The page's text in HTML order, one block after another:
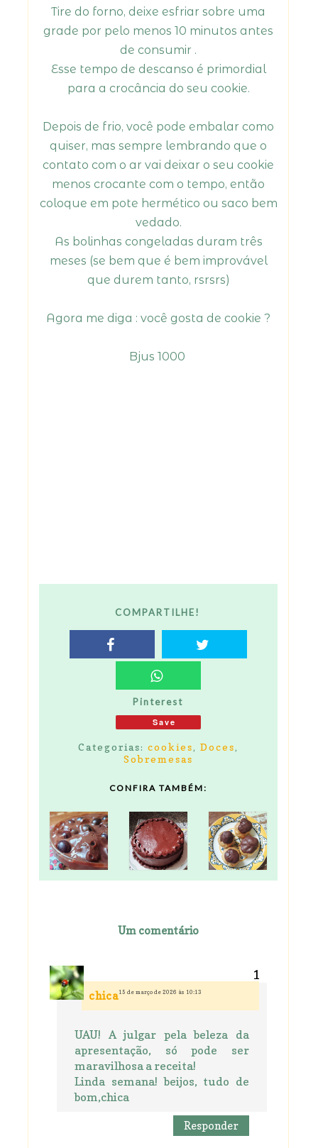
Tire do forno, deixe esfriar sobre uma
grade por pelo menos 10 minutos antes
de consumir .
Esse tempo de descanso é primordial
para a crocância do seu cookie.
Depois de frio, você pode embalar como
quiser, mas sempre lembrando que o
contato com o ar vai deixar o seu cookie
menos crocante com o tempo, então
coloque em pote hermético ou saco bem
vedado.
As bolinhas congeladas duram três
meses (se bem que é bem improvável
que durem tanto, rsrsrs)
Agora me diga : você gosta de cookie ?
Bjus 1000
COMPARTILHE!
Pinterest
Save
Categorias: cookies, Doces,
Sobremesas
CONFIRA TAMBÉM:
Um comentário
chica15 de março de 2026 às 10:13
UAU! A julgar pela beleza da
apresentação, só pode ser
maravilhosa a receita!
Linda semana! beijos, tudo de
bom,chica
Responder